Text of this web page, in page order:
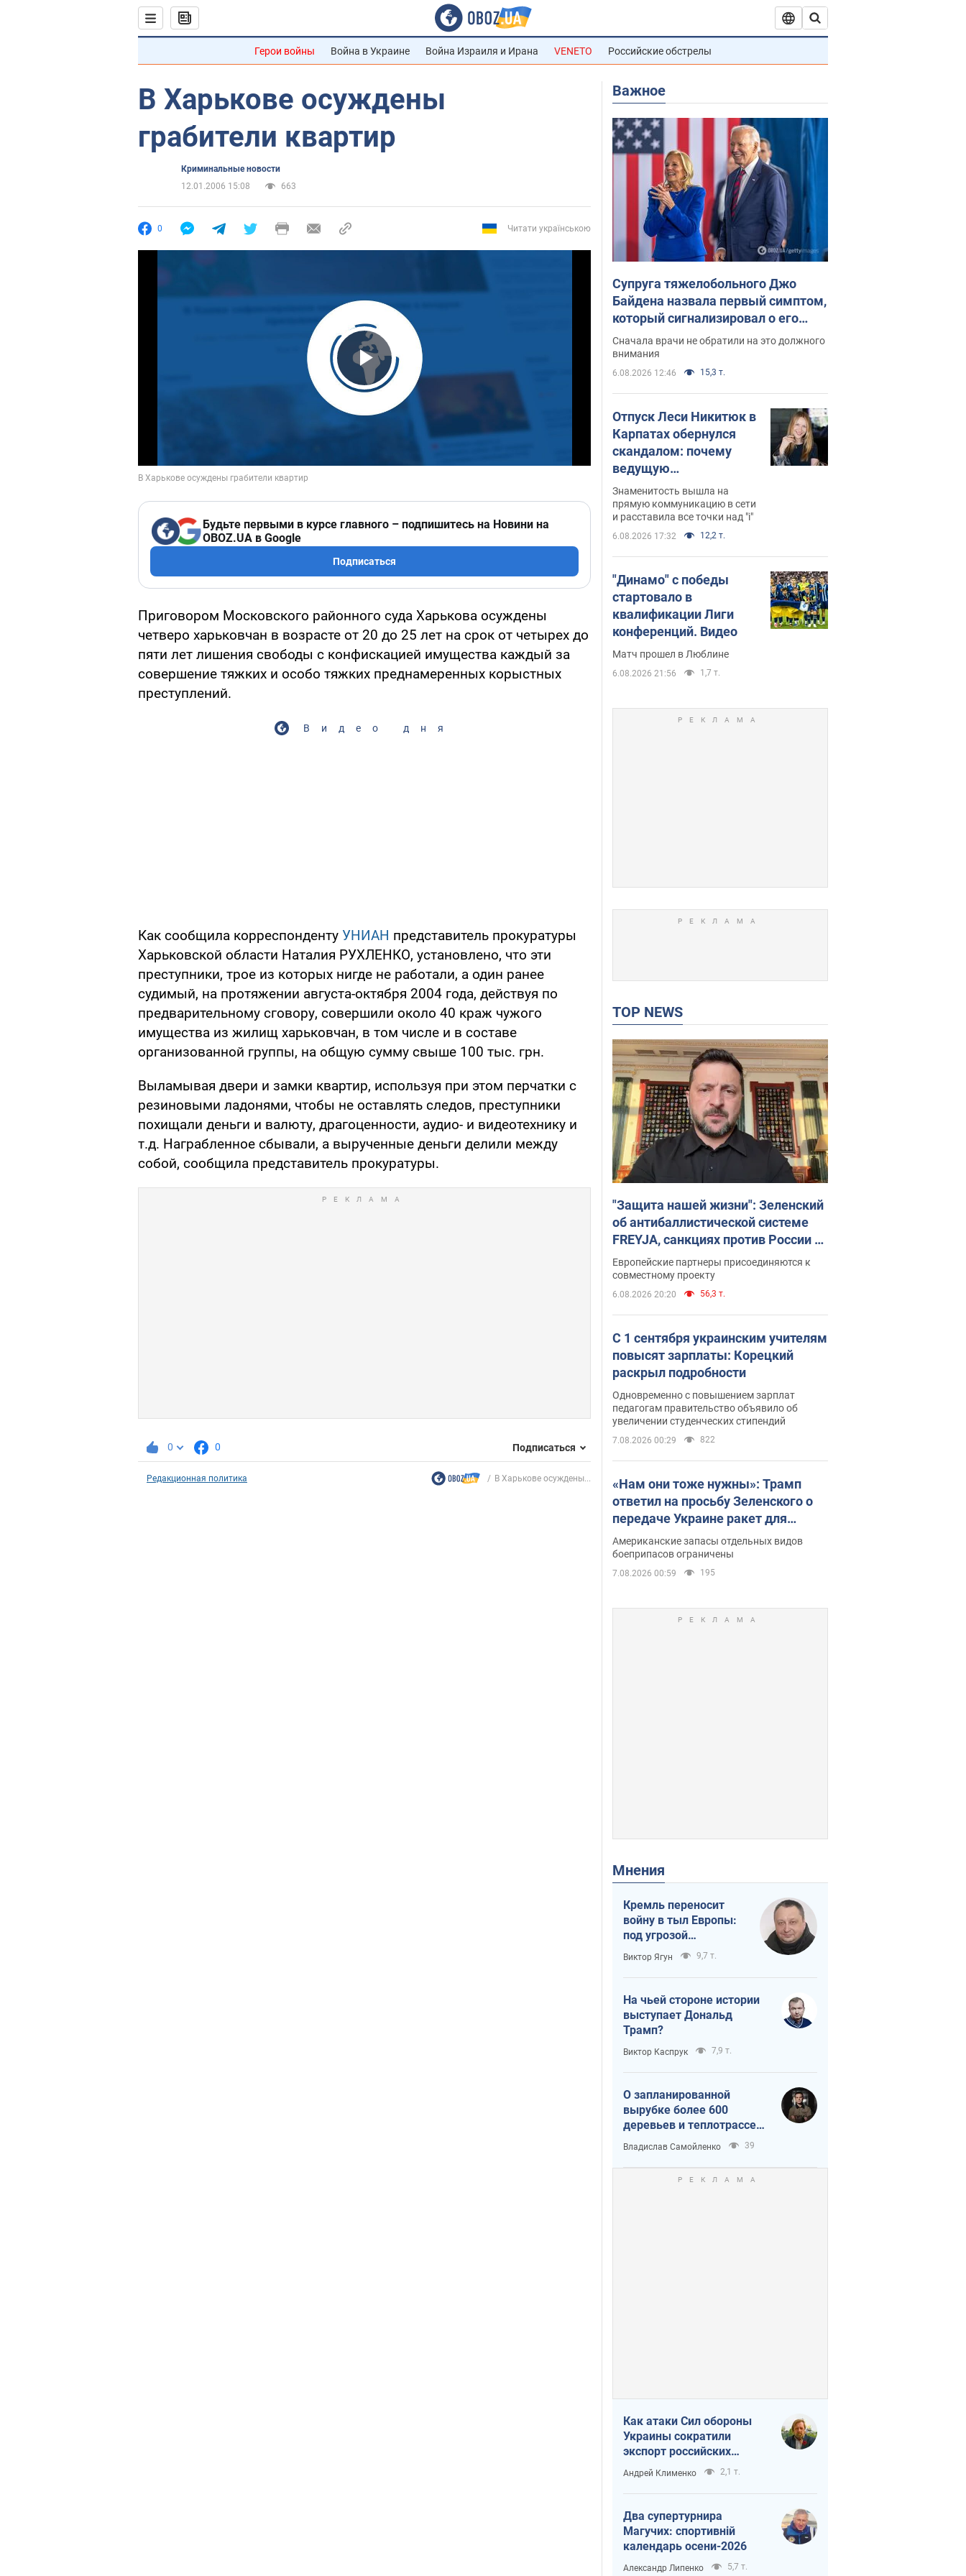
Герои войны Война в Украине Война Израиля и Ирана VENETO Российские обстрелы
В Харькове осуждены
грабители квартир
Криминальные новости
12.01.2006 15:08
663
0 Читати українською
Play Video
Будьте первыми в курсе главного – подпишитесь на Новини на
OBOZ.UA в Google
Подписаться
Приговором Московского районного суда Харькова осуждены
четверо харьковчан в возрасте от 20 до 25 лет на срок от четырех до
пяти лет лишения свободы с конфискацией имущества каждый за
совершение тяжких и особо тяжких преднамеренных корыстных
преступлений.
Видео дня
Как сообщила корреспонденту УНИАН представитель прокуратуры
Харьковской области Наталия РУХЛЕНКО, установлено, что эти
преступники, трое из которых нигде не работали, а один ранее
судимый, на протяжении августа-октября 2004 года, действуя по
предварительному сговору, совершили около 40 краж чужого
имущества из жилищ харьковчан, в том числе и в составе
организованной группы, на общую сумму свыше 100 тыс. грн.
Выламывая двери и замки квартир, используя при этом перчатки с
резиновыми ладонями, чтобы не оставлять следов, преступники
похищали деньги и валюту, драгоценности, аудио- и видеотехнику и
т.д. Награбленное сбывали, а вырученные деньги делили между
собой, сообщила представитель прокуратуры.
0 0 Подписаться
Редакционная политика В Харькове осуждены...
Важное
Супруга тяжелобольного Джо
Байдена назвала первый симптом,
который сигнализировал о его
"агрессивном" раке
Сначала врачи не обратили на это должного
внимания
6.08.2026 12:46 15,3 т.
Отпуск Леси Никитюк в
Карпатах обернулся
скандалом: почему
ведущую
несправедливо
захейтили
Знаменитость вышла на
прямую коммуникацию в сети
и расставила все точки над "i"
6.08.2026 17:32 12,2 т.
"Динамо" с победы
стартовало в
квалификации Лиги
конференций. Видео
Матч прошел в Люблине
6.08.2026 21:56 1,7 т.
TOP NEWS
"Защита нашей жизни": Зеленский
об антибаллистической системе
FREYJA, санкциях против России и
поддержке аграриев. Видео
Европейские партнеры присоединяются к
совместному проекту
6.08.2026 20:20 56,3 т.
С 1 сентября украинским учителям
повысят зарплаты: Корецкий
раскрыл подробности
Одновременно с повышением зарплат
педагогам правительство объявило об
увеличении студенческих стипендий
7.08.2026 00:29 822
«Нам они тоже нужны»: Трамп
ответил на просьбу Зеленского о
передаче Украине ракет для
Patriot
Американские запасы отдельных видов
боеприпасов ограничены
7.08.2026 00:59 195
Мнения
Кремль переносит
войну в тыл Европы:
под угрозой
критическая
логистика
Виктор Ягун 9,7 т.
На чьей стороне истории
выступает Дональд
Трамп?
Виктор Каспрук 7,9 т.
О запланированной
вырубке более 600
деревьев и теплотрассе:
что происходит на
Теремках в Киеве
Владислав Самойленко 39
Как атаки Сил обороны
Украины сократили
экспорт российских
нефтепродуктов
Андрей Клименко 2,1 т.
Два супертурнира
Магучих: спортивній
календарь осени-2026
Александр Липенко 5,7 т.